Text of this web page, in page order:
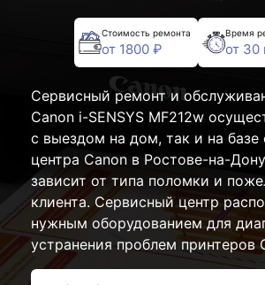
Стоимость ремонта
от 1800 ₽
Время
от 30
Сервисный ремонт и
Canon i-SENSYS MF212w
с выездом на дом, так и на базе
центра Canon в Ростове-на-
зависит от типа поломки и
клиента. Сервисный центр
нужным оборудованием для
устранения проблем принтеров